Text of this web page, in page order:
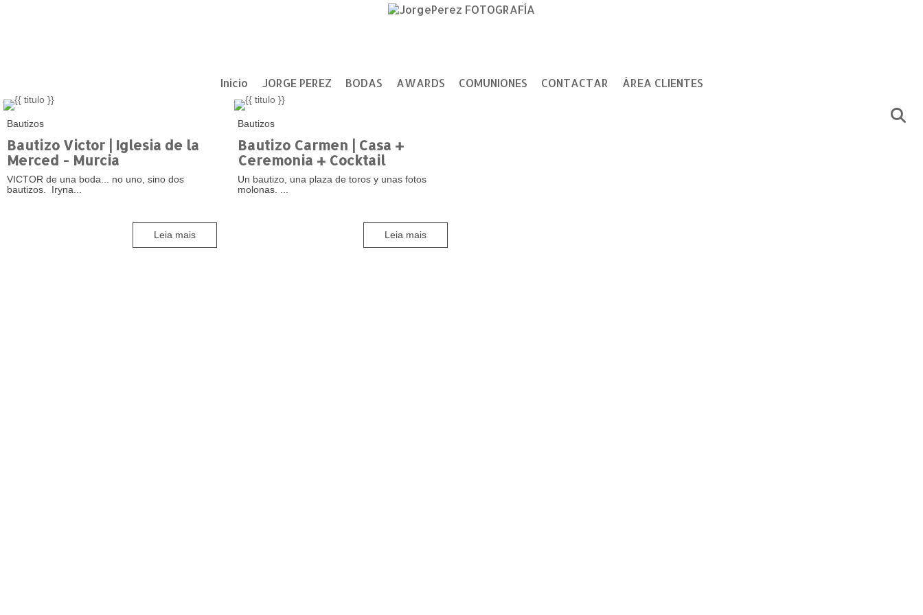
Inicio JORGE PEREZ BODAS AWARDS COMUNIONES CONTACTAR ÁREA CLIENTES
Bautizos
Bautizo Victor | Iglesia de la
Merced - Murcia
VICTOR de una boda... no uno, sino dos
bautizos. Iryna...
Leia mais
Bautizos
Bautizo Carmen | Casa +
Ceremonia + Cocktail
Un bautizo, una plaza de toros y unas fotos
molonas. ...
Leia mais